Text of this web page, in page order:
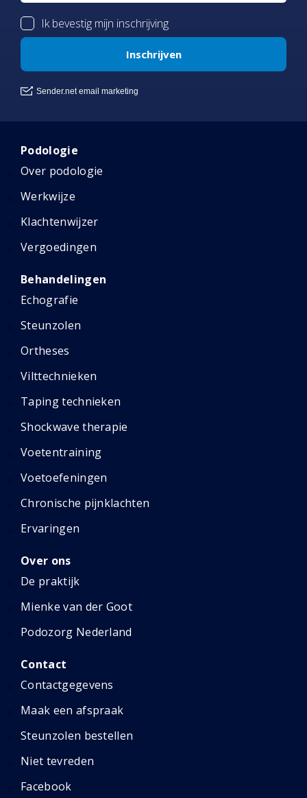
Podologie
Over podologie
Werkwijze
Klachtenwijzer
Vergoedingen
Behandelingen
Echografie
Steunzolen
Ortheses
Vilttechnieken
Taping technieken
Shockwave therapie
Voetentraining
Voetoefeningen
Chronische pijnklachten
Ervaringen
Over ons
De praktijk
Mienke van der Goot
Podozorg Nederland
Contact
Contactgegevens
Maak een afspraak
Steunzolen bestellen
Niet tevreden
Facebook